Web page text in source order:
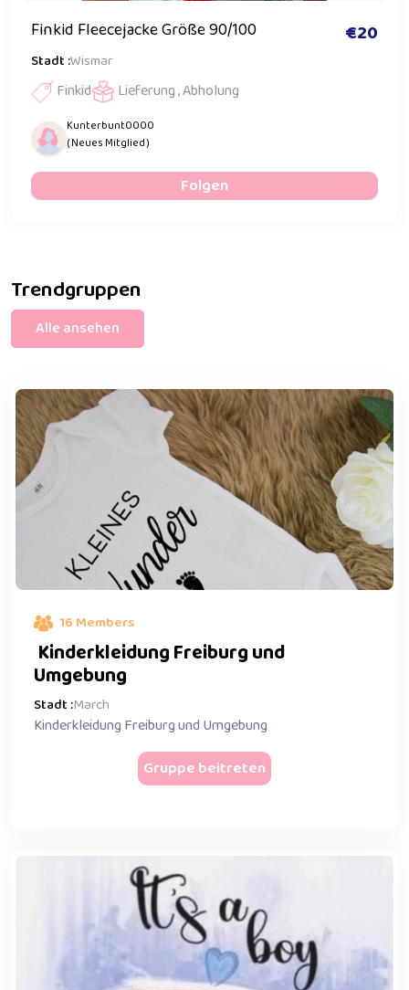
Finkid Fleecejacke Größe 90/100 €20
Stadt :Wismar
Finkid Lieferung , Abholung
Kunterbunt0000
( Neues Mitglied )
Folgen
Trendgruppen
Alle ansehen
16 Members
Kinderkleidung Freiburg und
Umgebung
Stadt :March
Kinderkleidung Freiburg und Umgebung
Gruppe beitreten